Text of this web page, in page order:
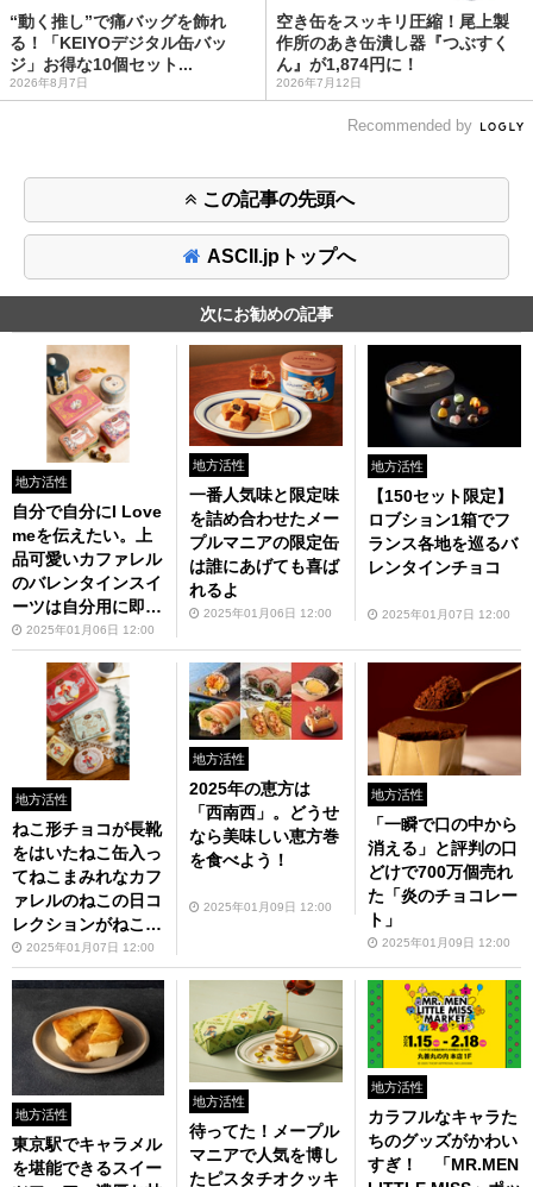
“動く推し”で痛バッグを飾れ
る！「KEIYOデジタル缶バッ
ジ」お得な10個セット...
2026年8月7日
空き缶をスッキリ圧縮！尾上製
作所のあき缶潰し器『つぶすく
ん』が1,874円に！
2026年7月12日
Recommended by
この記事の先頭へ
ASCII.jpトップへ
次にお勧めの記事
地方活性
自分で自分にI Love
meを伝えたい。上
品可愛いカファレル
のバレンタインスイ
ーツは自分用に即買
い！2025年01月06日 12:00
地方活性
一番人気味と限定味
を詰め合わせたメー
プルマニアの限定缶
は誰にあげても喜ば
れるよ
2025年01月06日 12:00
地方活性
【150セット限定】
ロブション1箱でフ
ランス各地を巡るバ
レンタインチョコ
2025年01月07日 12:00
地方活性
ねこ形チョコが長靴
をはいたねこ缶入っ
てねこまみれなカフ
ァレルのねこの日コ
レクションがねこ好
きに嬉しいねこ！
2025年01月07日 12:00
地方活性
2025年の恵方は
「西南西」。どうせ
なら美味しい恵方巻
を食べよう！
2025年01月09日 12:00
地方活性
「一瞬で口の中から
消える」と評判の口
どけで700万個売れ
た「炎のチョコレー
ト」
2025年01月09日 12:00
地方活性
東京駅でキャラメル
を堪能できるスイー
地方活性
待ってた！メープル
マニアで人気を博し
たピスタチオクッキ
地方活性
カラフルなキャラた
ちのグッズがかわい
すぎ！ 「MR.MEN